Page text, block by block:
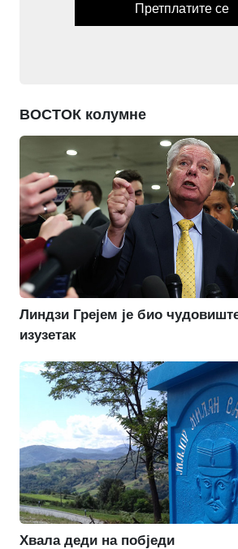
Претплатите се
ВОСТОК колумне
Линдзи Грејем је био
изузетак
Хвала деди на побједи